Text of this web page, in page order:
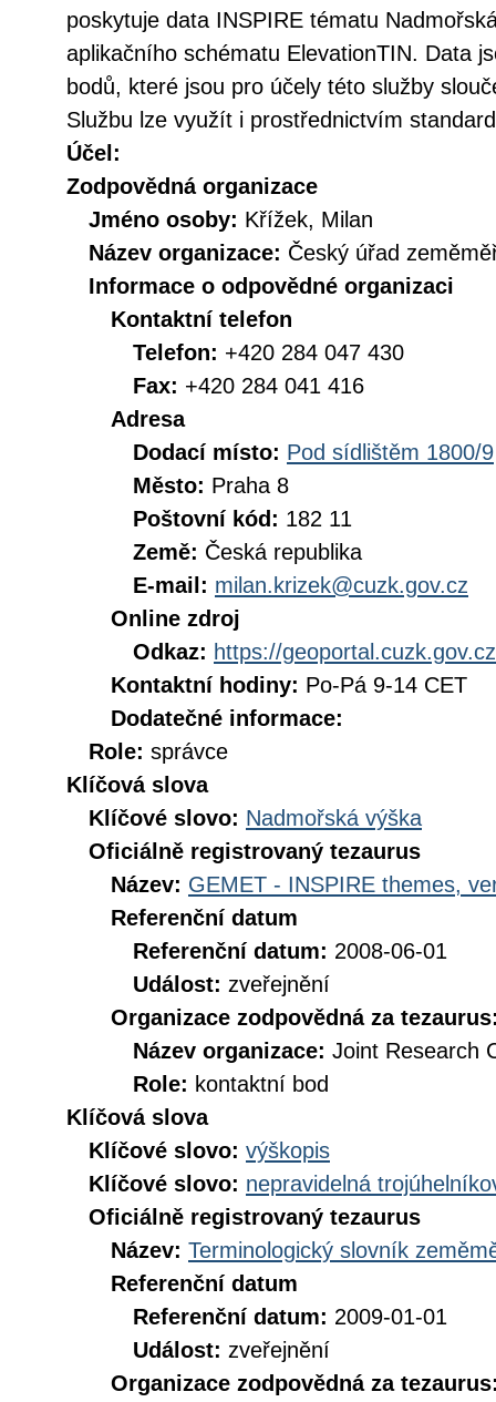
poskytuje data INSPIRE tématu
aplikačního schématu ElevationTIN. Data
bodů, které jsou pro účely této služby
Službu lze využít i prostřednictvím
Účel:
Zodpovědná organizace
Jméno osoby: Křížek, Milan
Název organizace: Český úřad
Informace o odpovědné organizaci
Kontaktní telefon
Telefon: +420 284 047 430
Fax: +420 284 041 416
Adresa
Dodací místo: Pod sídlištěm 1800/9
Město: Praha 8
Poštovní kód: 182 11
Země: Česká republika
E-mail: milan.krizek@cuzk.gov.cz
Online zdroj
Odkaz: https://geoportal.cuzk.gov.cz
Kontaktní hodiny: Po-Pá 9-14 CET
Dodatečné informace:
Role: správce
Klíčová slova
Klíčové slovo: Nadmořská výška
Oficiálně registrovaný tezaurus
Název: GEMET - INSPIRE themes,
Referenční datum
Referenční datum: 2008-06-01
Událost: zveřejnění
Organizace zodpovědná za
Název organizace: Joint Research
Role: kontaktní bod
Klíčová slova
Klíčové slovo: výškopis
Klíčové slovo: nepravidelná
Oficiálně registrovaný tezaurus
Název: Terminologický slovník
Referenční datum
Referenční datum: 2009-01-01
Událost: zveřejnění
Organizace zodpovědná za